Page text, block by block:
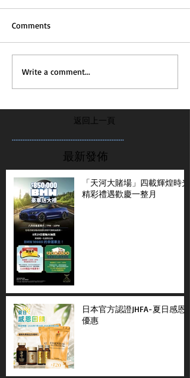
Comments
Write a comment...
返回上一頁
...............................................................
最新發佈
「天河大賭場」四載輝煌時光
精彩禮遇歡慶一整月
日本官方認證JHFA-夏日感恩
優惠